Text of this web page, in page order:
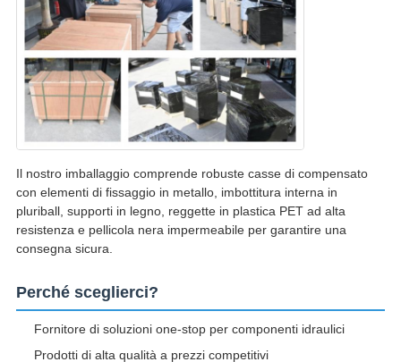
Il nostro imballaggio comprende robuste casse di compensato
con elementi di fissaggio in metallo, imbottitura interna in
pluriball, supporti in legno, reggette in plastica PET ad alta
resistenza e pellicola nera impermeabile per garantire una
consegna sicura.
Perché sceglierci?
Fornitore di soluzioni one-stop per componenti idraulici
Prodotti di alta qualità a prezzi competitivi